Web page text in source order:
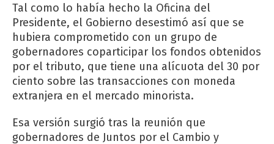
Tal como lo había hecho la Oficina del
Presidente, el Gobierno desestimó así que se
hubiera comprometido con un grupo de
gobernadores coparticipar los fondos obtenidos
por el tributo, que tiene una alícuota del 30 por
ciento sobre las transacciones con moneda
extranjera en el mercado minorista.
Esa versión surgió tras la reunión que
gobernadores de Juntos por el Cambio y